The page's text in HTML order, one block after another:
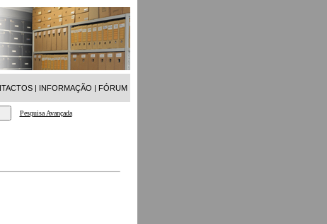
| INFORMAÇÃO | FÓRUM
Pesquisa Avançada